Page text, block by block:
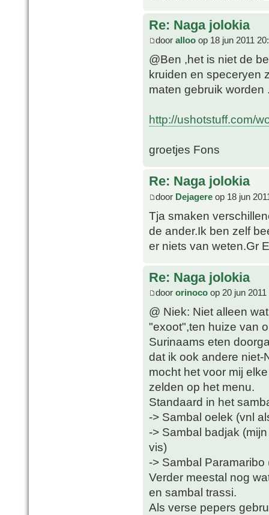
Re: Naga jolokia
door alloo op 18 jun 2011
@Ben ,het is niet de
kruiden en speceryen
maten gebruik worden
http://ushotstuff.com/
groetjes Fons
Re: Naga jolokia
door Dejagere op 18 jun
Tja smaken
de ander.Ik ben zelf
er niets van weten.Gr
Re: Naga jolokia
door orinoco op 20 jun 2011
@ Niek: Niet alleen
"exoot",ten huize van
Surinaams eten
dat ik ook andere
mocht het voor mij
zelden op het menu.
Standaard in het
-> Sambal oelek (vnl
-> Sambal badjak
vis)
-> Sambal
Verder meestal nog
en sambal trassi.
Als verse pepers